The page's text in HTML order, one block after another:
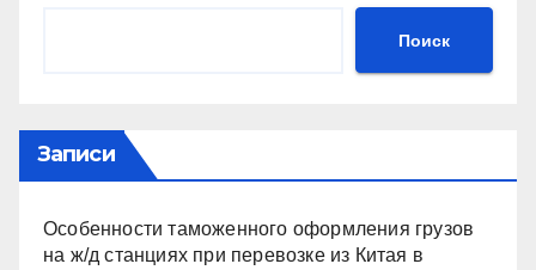
Поиск
Записи
Особенности таможенного оформления грузов
на ж/д станциях при перевозке из Китая в